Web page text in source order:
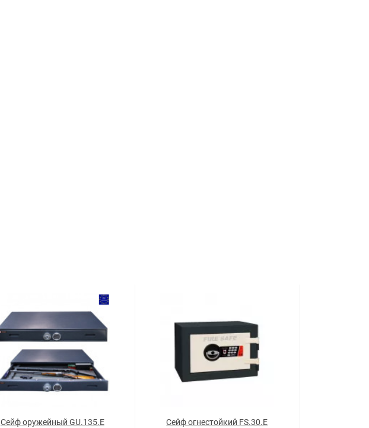
Сейф оружейный GU.135.E Сейф огнестойкий FS.30.E